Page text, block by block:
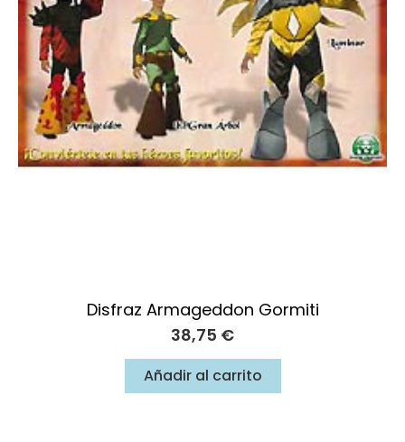
Disfraz Armageddon Gormiti
38,75 €
Añadir al carrito